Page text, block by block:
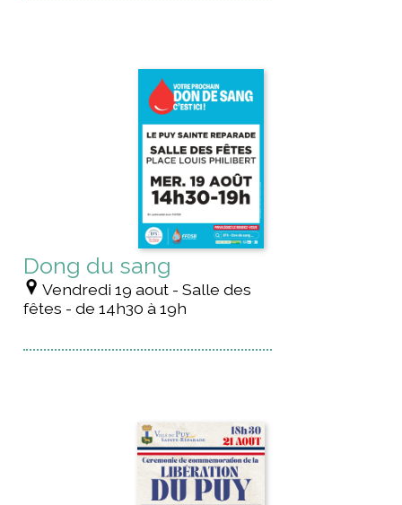
Dong du sang
Vendredi 19 aout - Salle des
fêtes - de 14h30 à 19h